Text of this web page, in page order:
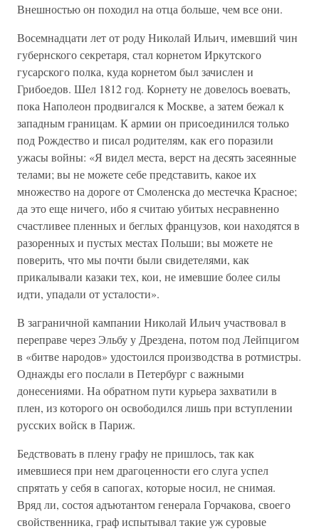
Внешностью он походил на отца больше, чем все они.
Восемнадцати лет от роду Николай Ильич, имевший чин
губернского секретаря, стал корнетом Иркутского
гусарского полка, куда корнетом был зачислен и
Грибоедов. Шел 1812 год. Корнету не довелось воевать,
пока Наполеон продвигался к Москве, а затем бежал к
западным границам. К армии он присоединился только
под Рождество и писал родителям, как его поразили
ужасы войны: «Я видел места, верст на десять засеянные
телами; вы не можете себе представить, какое их
множество на дороге от Смоленска до местечка Красное;
да это еще ничего, ибо я считаю убитых несравненно
счастливее пленных и беглых французов, кои находятся в
разоренных и пустых местах Польши; вы можете не
поверить, что мы почти были свидетелями, как
прикалывали казаки тех, кои, не имевшие более силы
идти, упадали от усталости».
В заграничной кампании Николай Ильич участвовал в
переправе через Эльбу у Дрездена, потом под Лейпцигом
в «битве народов» удостоился производства в ротмистры.
Однажды его послали в Петербург с важными
донесениями. На обратном пути курьера захватили в
плен, из которого он освободился лишь при вступлении
русских войск в Париж.
Бедствовать в плену графу не пришлось, так как
имевшиеся при нем драгоценности его слуга успел
спрятать у себя в сапогах, которые носил, не снимая.
Вряд ли, состоя адъютантом генерала Горчакова, своего
свойственника, граф испытывал такие уж суровые